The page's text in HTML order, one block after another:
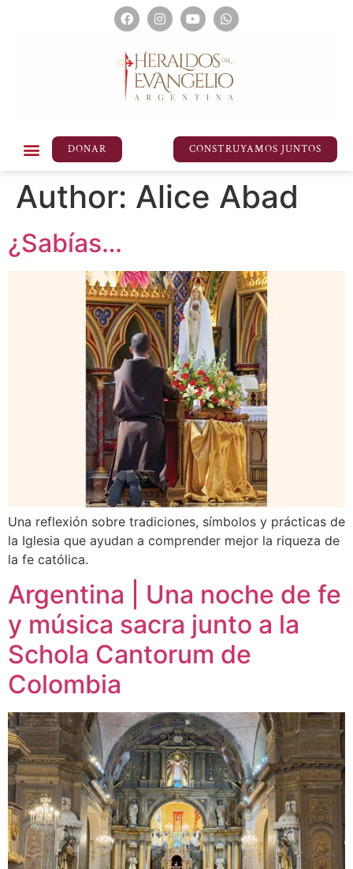
DONAR CONSTRUYAMOS JUNTOS
Author: Alice Abad
¿Sabías…
Una reflexión sobre tradiciones, símbolos y prácticas de
la Iglesia que ayudan a comprender mejor la riqueza de
la fe católica.
Argentina | Una noche de fe
y música sacra junto a la
Schola Cantorum de
Colombia